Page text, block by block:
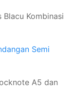
Blacu Kombinasi
Semi
A5 dan